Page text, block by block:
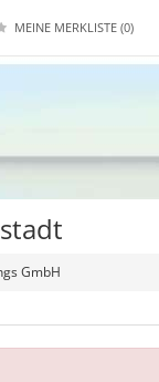
MEINE MERKLISTE (0)
GmbH